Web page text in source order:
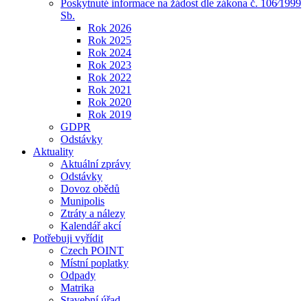
Poskytnuté informace na žádost dle zákona č. 106⁄1999
Sb.
Rok 2026
Rok 2025
Rok 2024
Rok 2023
Rok 2022
Rok 2021
Rok 2020
Rok 2019
GDPR
Odstávky
Aktuality
Aktuální zprávy
Odstávky
Dovoz obědů
Munipolis
Ztráty a nálezy
Kalendář akcí
Potřebuji vyřídit
Czech POINT
Místní poplatky
Odpady
Matrika